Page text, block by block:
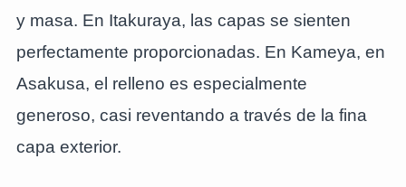
y masa. En Itakuraya, las capas se sienten
perfectamente proporcionadas. En Kameya, en
Asakusa, el relleno es especialmente
generoso, casi reventando a través de la fina
capa exterior.